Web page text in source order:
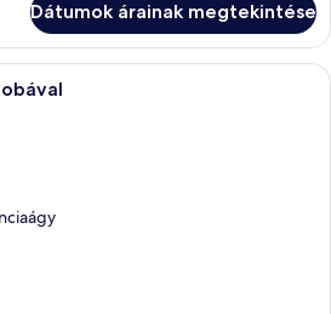
Dátumok árainak megtekintése
Egy modern szállodai szoba,